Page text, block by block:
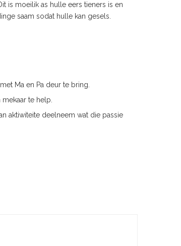
is moeilik as hulle eers tieners is en
saam sodat hulle kan gesels.
Ma en Pa deur te bring.
te help.
aktiwiteite deelneem wat die passie